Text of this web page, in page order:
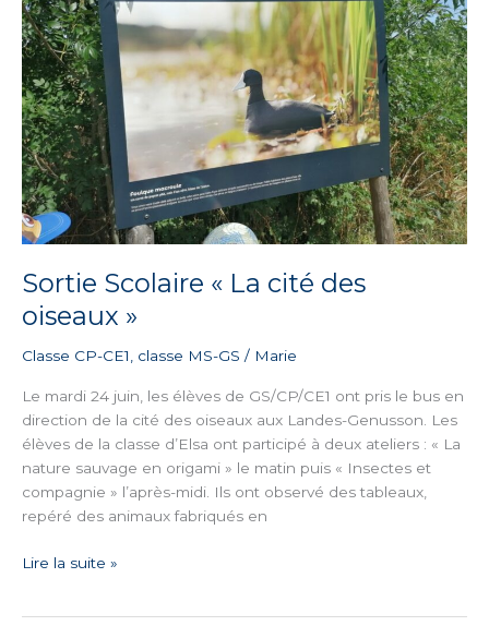
Sortie Scolaire « La cité des
oiseaux »
Classe CP-CE1 classe MS-GS / Marie
Le mardi 24 juin, les élèves de GS/CP/CE1 ont pris le bus en
direction de la cité des oiseaux aux Landes-Genusson. Les
élèves de la classe d’Elsa ont participé à deux ateliers : « La
nature sauvage en origami » le matin puis « Insectes et
compagnie » l’après-midi. Ils ont observé des tableaux,
repéré des animaux fabriqués en
des
oiseaux »
Lire la suite »